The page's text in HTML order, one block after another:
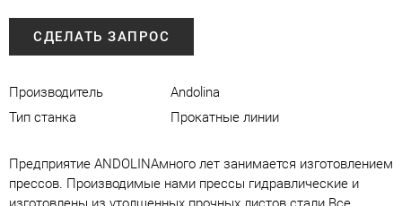
СДЕЛАТЬ ЗАПРОС
Производитель
Andolina
Тип станка
Прокатные линии
Предприятие ANDOLINAмного лет занимается изготовлением
прессов. Производимые нами прессы гидравлические и